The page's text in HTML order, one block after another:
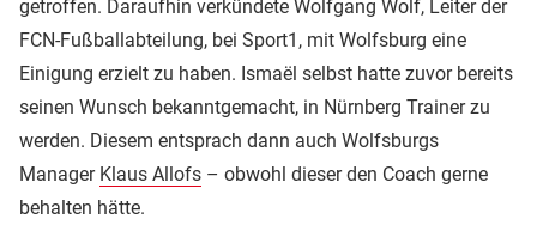
getroffen. Daraufhin verkündete Wolfgang Wolf, Leiter der
FCN-Fußballabteilung, bei Sport1, mit Wolfsburg eine
Einigung erzielt zu haben. Ismaël selbst hatte zuvor bereits
seinen Wunsch bekanntgemacht, in Nürnberg Trainer zu
werden. Diesem entsprach dann auch Wolfsburgs
Manager Klaus Allofs – obwohl dieser den Coach gerne
behalten hätte.